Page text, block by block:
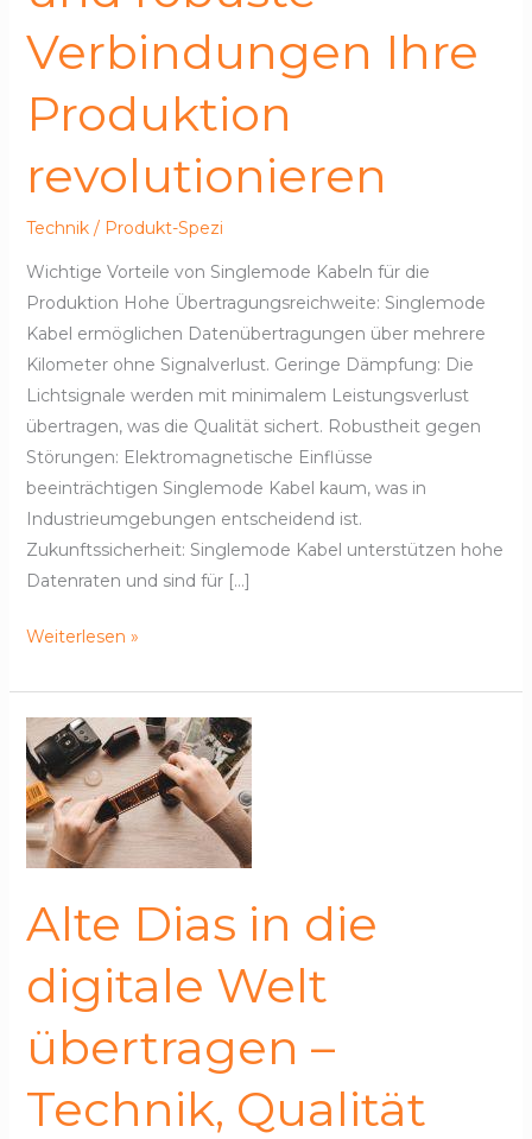
Verbindungen Ihre
Produktion
revolutionieren
Technik/ Produkt-Spezi
Wichtige Vorteile von Singlemode Kabeln für die
Produktion Hohe Übertragungsreichweite: Singlemode
Kabel ermöglichen Datenübertragungen über mehrere
Kilometer ohne Signalverlust. Geringe Dämpfung: Die
Lichtsignale werden mit minimalem Leistungsverlust
übertragen, was die Qualität sichert. Robustheit gegen
Störungen: Elektromagnetische Einflüsse
beeinträchtigen Singlemode Kabel kaum, was in
Industrieumgebungen entscheidend ist.
Zukunftssicherheit: Singlemode Kabel unterstützen hohe
Datenraten und sind für […]
Weiterlesen »
Alte Dias in die
digitale Welt
übertragen –
Technik, Qualität
Alte
Dias
in
die
digitale
übertragen
–
Technik,
Qualität
und
nachhaltige
Archivierung